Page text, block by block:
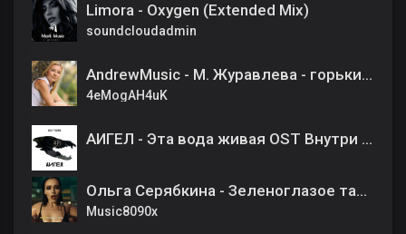
Limora - Oxygen (Extended Mix)
soundcloudadmin
AndrewMusic - М. Журавлева - горьким медом AI cover
4eMogAH4uK
АИГЕЛ - Эта вода живая OST Внутри убийцы
Ольга Серябкина - Зеленоглазое такси
Music8090x